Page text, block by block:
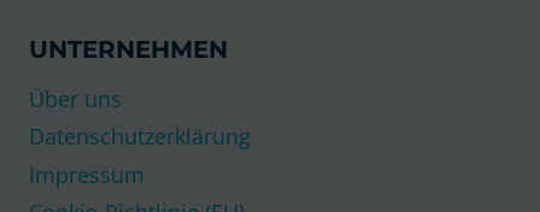
UNTERNEHMEN
Über uns
Datenschutzerklärung
Impressum